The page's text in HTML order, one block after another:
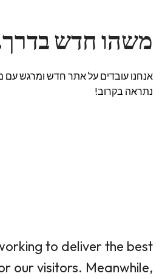
משהו חדש
אנחנו עובדים על אתר חדש ומרגש עם
נתראה בקרוב!
to deliver the best
our visitors. Meanwhile,